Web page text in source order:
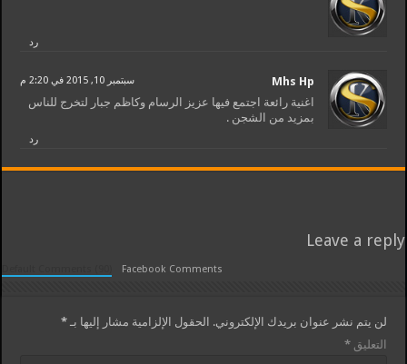
رد
Mhs Hp سبتمبر 10, 2015 في 2:20 م
اغنية رائعة اجتمع فيها عزيز الرسام وكاظم جبار لتخرج للناس
بمزيد من الشجن .
رد
Leave a reply
Facebook Comments
لن يتم نشر عنوان بريدك الإلكتروني. الحقول الإلزامية مشار إليها بـ*
التعليق*